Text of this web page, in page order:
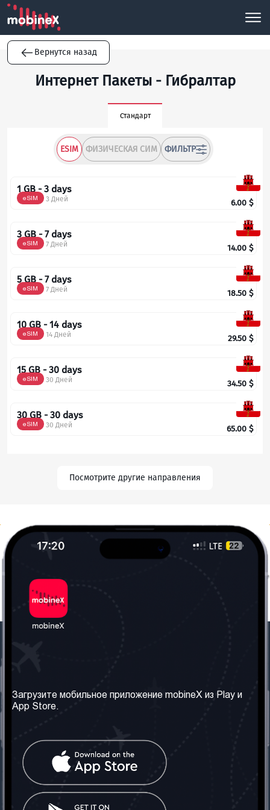
Вернутся назад
Интернет Пакеты - Гибралтар
Стандарт
ESIM ФИЗИЧЕСКАЯ СИМ ФИЛЬТР
1 GB - 3 days
eSIM 3 Дней 6.00 $
3 GB - 7 days
eSIM 7 Дней 14.00 $
5 GB - 7 days
eSIM 7 Дней 18.50 $
10 GB - 14 days
eSIM 14 Дней 29.50 $
15 GB - 30 days
eSIM 30 Дней 34.50 $
30 GB - 30 days
eSIM 30 Дней 65.00 $
Посмотрите другие направления
Наши сервисы
Правила и Условия
Часто задаваемые
вопросы
Контакт Социальные сети
Загрузите мобильное приложение mobineX из Play и
App Store.